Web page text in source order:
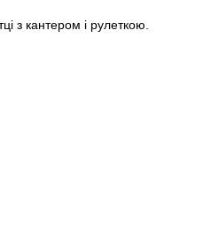
з кантером і рулеткою.